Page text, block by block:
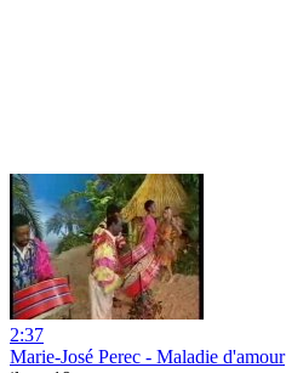
2:37
Marie-José Perec - Maladie d'amour